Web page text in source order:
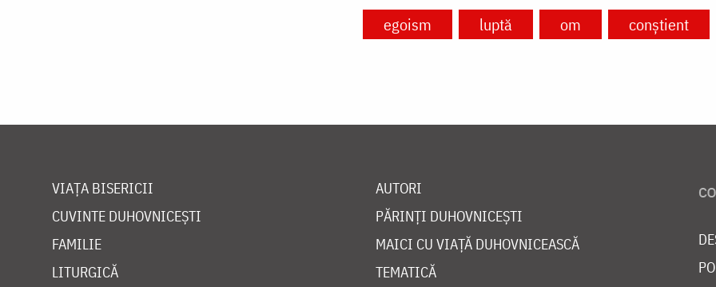
egoism luptă om conștient
VIAȚA BISERICII
CUVINTE DUHOVNICEȘTI
FAMILIE
LITURGICĂ
AUTORI
PĂRINȚI DUHOVNICEȘTI
MAICI CU VIAȚĂ DUHOVNICEASCĂ
TEMATICĂ